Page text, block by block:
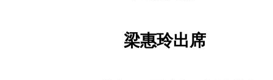
梁惠玲出席